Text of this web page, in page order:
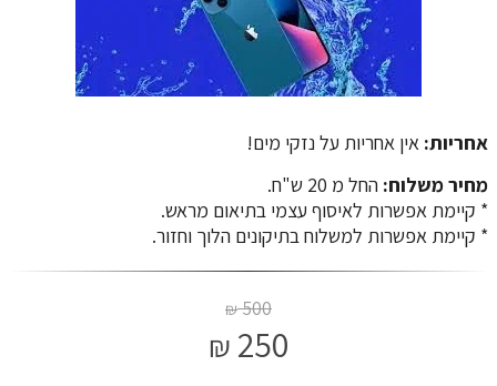
אחריות: אין אחריות על נזקי מים!
מחיר משלוח: החל מ 20 ש"ח.
​​​​​​​* קיימת אפשרות לאיסוף עצמי בתיאום מראש.
* קיימת אפשרות למשלוח בתיקונים הלוך וחזור.
500
₪
250
₪